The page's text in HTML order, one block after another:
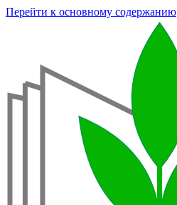
Перейти к основному содержанию